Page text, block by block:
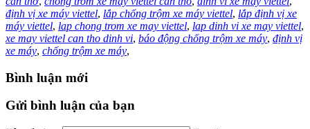
định vị xe máy viettel, lắp chống trộm xe máy viettel, lắp định vị xe
máy viettel, lap chong trom xe may viettel, lap dinh vi xe may viettel,
xe may viettel can tho dinh vi, báo động chống trộm xe máy, định vị
xe máy, chống trộm xe máy,
Bình luận mới
Gửi bình luận của bạn